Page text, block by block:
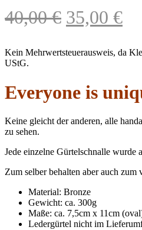
40,00€
war:
40,00 €
35,00 €
Kein Mehrwertsteuerausweis, da
UStG.
Everyone is
Keine gleicht der anderen, alle
zu sehen.
Jede einzelne Gürtelschnalle wurde
Zum selber behalten aber auch zum
Material: Bronze
Gewicht: ca. 300g
Maße: ca. 7,5cm x 11cm
Ledergürtel nicht im